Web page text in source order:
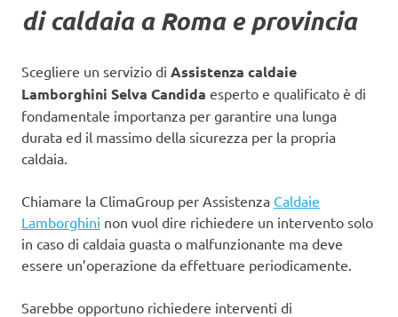
di caldaia a Roma e provincia
Scegliere un servizio di Assistenza caldaie
Lamborghini Selva Candida esperto e qualificato è di
fondamentale importanza per garantire una lunga
durata ed il massimo della sicurezza per la propria
caldaia.
Chiamare la ClimaGroup per Assistenza Caldaie
Lamborghini non vuol dire richiedere un intervento solo
in caso di caldaia guasta o malfunzionante ma deve
essere un’operazione da effettuare periodicamente.
Sarebbe opportuno richiedere interventi di